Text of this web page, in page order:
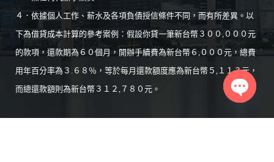
４．依據個人工作、薪水及各項負債授信條件不同，而有所差異。以
下為借貸成本計算的參考案例：假設你貸一筆新台幣３００,０００元
的款項，還款期為６０個月，開辦手續費為新台幣６,０００元，總費
用年百分率為３.６８％，等於每月還款額度應為新台幣５,１１３元，
而總還款額則為新台幣３１２,７８０元。
chaty